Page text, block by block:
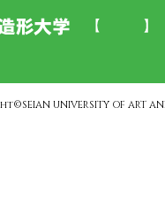
UNIVERSITY OF ART